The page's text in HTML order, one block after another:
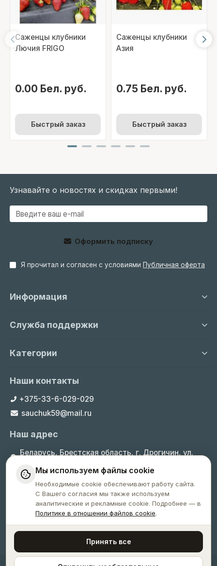
Саженцы клубники
Лючия FRIGO
0.00 Бел. руб.
Быстрый заказ
Саженцы клубники
Азия
0.75 Бел. руб.
Быстрый заказ
Узнавайте о новостях и скидках первыми!
Оформить подписку
Я прочитал и согласен с условиями Публичная оферта
Информация
Служба поддержки
Категории
Наши контакты
+375-33-6-029-029
sauchuk59@mail.ru
Наш адрес
Беларусь, Брестская область, г. Дрогичин, ул.
Пн-Вс с 8.30 до 19.30
Сайт не является интернет-магазином. Указанные на
Мы используем файлы cookie
Необходимые cookie обеспечивают работу сайта.
С Вашего согласия мы также используем
аналитические и рекламные cookie. Подробнее — в
Политике в отношении файлов cookie.
Принять все